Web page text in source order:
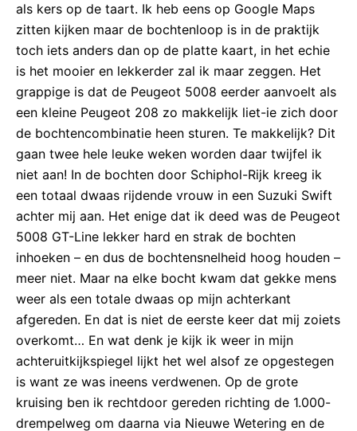
als kers op de taart. Ik heb eens op Google Maps
zitten kijken maar de bochtenloop is in de praktijk
toch iets anders dan op de platte kaart, in het echie
is het mooier en lekkerder zal ik maar zeggen. Het
grappige is dat de Peugeot 5008 eerder aanvoelt als
een kleine Peugeot 208 zo makkelijk liet-ie zich door
de bochtencombinatie heen sturen. Te makkelijk? Dit
gaan twee hele leuke weken worden daar twijfel ik
niet aan! In de bochten door Schiphol-Rijk kreeg ik
een totaal dwaas rijdende vrouw in een Suzuki Swift
achter mij aan. Het enige dat ik deed was de Peugeot
5008 GT-Line lekker hard en strak de bochten
inhoeken – en dus de bochtensnelheid hoog houden –
meer niet. Maar na elke bocht kwam dat gekke mens
weer als een totale dwaas op mijn achterkant
afgereden. En dat is niet de eerste keer dat mij zoiets
overkomt… En wat denk je kijk ik weer in mijn
achteruitkijkspiegel lijkt het wel alsof ze opgestegen
is want ze was ineens verdwenen. Op de grote
kruising ben ik rechtdoor gereden richting de 1.000-
drempelweg om daarna via Nieuwe Wetering en de